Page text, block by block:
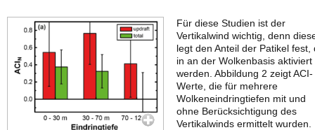
Für diese Studien ist der
Vertikalwind wichtig, denn
legt den Anteil der Patikel fest,
in an der Wolkenbasis aktiviert
werden. Abbildung 2 zeigt ACI-
Werte, die für mehrere
Wolkeneindringtiefen mit und
ohne Berücksichtigung des
Vertikalwinds ermittelt wurden.